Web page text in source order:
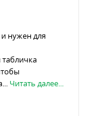
и нужен для
Читать далее...